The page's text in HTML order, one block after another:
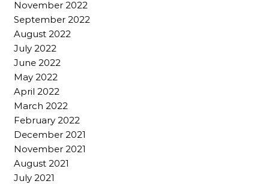
November 2022
September 2022
August 2022
July 2022
June 2022
May 2022
April 2022
March 2022
February 2022
December 2021
November 2021
August 2021
July 2021